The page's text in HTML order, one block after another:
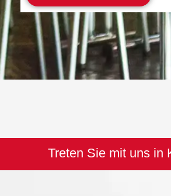
Treten Sie mit uns in